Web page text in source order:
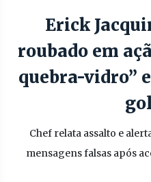
Erick
roubado em
quebra-vidro”
Chef relata assalto e
mensagens falsas após